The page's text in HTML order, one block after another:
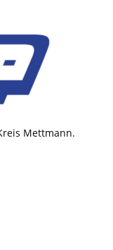
Mettmann.